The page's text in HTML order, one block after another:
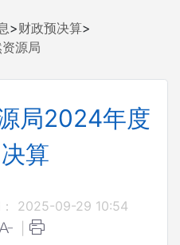
>财政预决算>
资源局
局2024年度
算
： 2025-09-29 10:54